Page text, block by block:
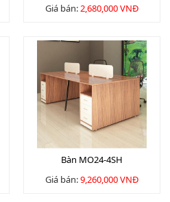
Giá bán:2,680,000 VNĐ
Bàn MO24-4SH
Giá bán:9,260,000 VNĐ